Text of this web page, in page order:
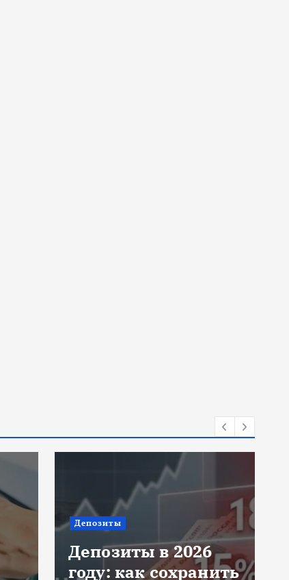
Депозиты
Депозиты в 2026
году: как сохранить